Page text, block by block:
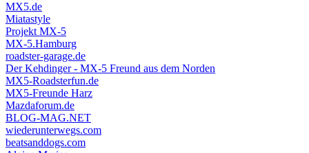
MX5.de
Miatastyle
Projekt MX-5
MX-5.Hamburg
roadster-garage.de
Der Kehdinger - MX-5 Freund aus dem Norden
MX5-Roadsterfun.de
MX5-Freunde Harz
Mazdaforum.de
BLOG-MAG.NET
wiederunterwegs.com
beatsanddogs.com